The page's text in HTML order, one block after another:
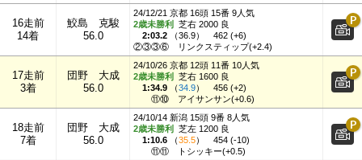
16走前
14着
鮫島 克駿
56.0
24/12/21 京都 16頭 15番 9人気
2歳未勝利
芝右 2000 良
2:03.2 （36.9）
462 (+6)
②③③⑥
リンクスティップ(+2.4)
17走前
3着
団野 大成
56.0
24/10/26 京都 12頭 11番 10人気
2歳未勝利
芝右 1600 良
1:34.9 （34.9）
456 (+2)
⑪⑩
アイサンサン(+0.6)
18走前
7着
団野 大成
56.0
24/10/14 新潟 15頭 9番 8人気
2歳未勝利
芝左 1200 良
1:10.6 （35.5）
454 (-10)
⑪⑪
トシッキー(+0.5)